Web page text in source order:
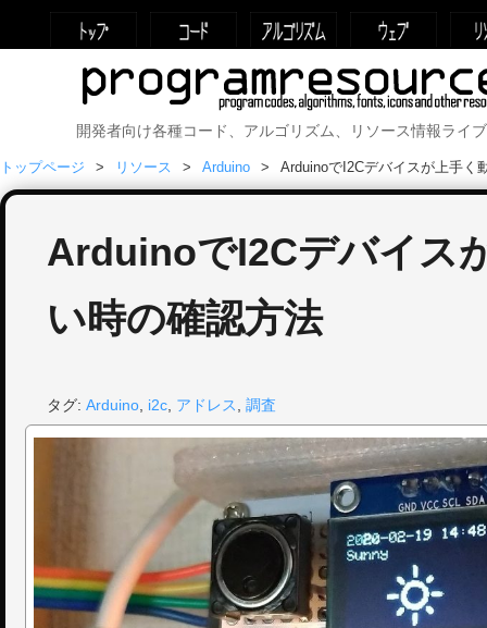
開発者向け各種コード、アルゴリズム、リソース情報ラ
トップページ リソース Arduino ArduinoでI2Cデバイスが上手く
ArduinoでI2Cデバイス
い時の確認方法
タグ: Arduino, i2c, アドレス , 調査